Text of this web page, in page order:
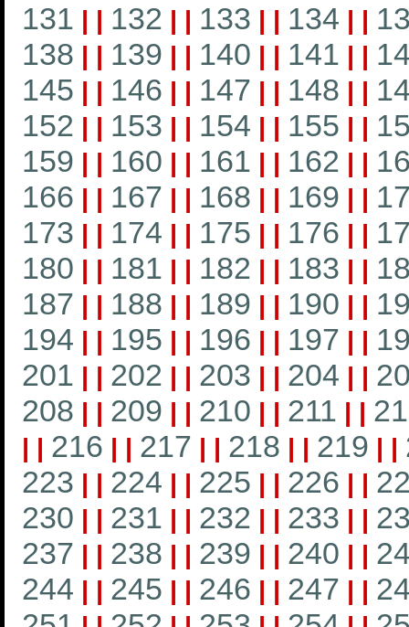
131 | | 132 | | 133 | | 134 | |
138 | | 139 | | 140 | | 141 | |
145 | | 146 | | 147 | | 148 | |
152 | | 153 | | 154 | | 155 | |
159 | | 160 | | 161 | | 162 | |
166 | | 167 | | 168 | | 169 | |
173 | | 174 | | 175 | | 176 | |
180 | | 181 | | 182 | | 183 | |
187 | | 188 | | 189 | | 190 | |
194 | | 195 | | 196 | | 197 | |
201 | | 202 | | 203 | | 204 | |
208 | | 209 | | 210 | | 211 | |
| | 216 | | 217 | | 218 | | 219 | |
223 | | 224 | | 225 | | 226 | |
230 | | 231 | | 232 | | 233 | |
237 | | 238 | | 239 | | 240 | |
244 | | 245 | | 246 | | 247 | |